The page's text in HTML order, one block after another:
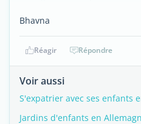
Bhavna
Réagir Répondre
Voir aussi
S'expatrier avec ses enfants
Jardins d'enfants en